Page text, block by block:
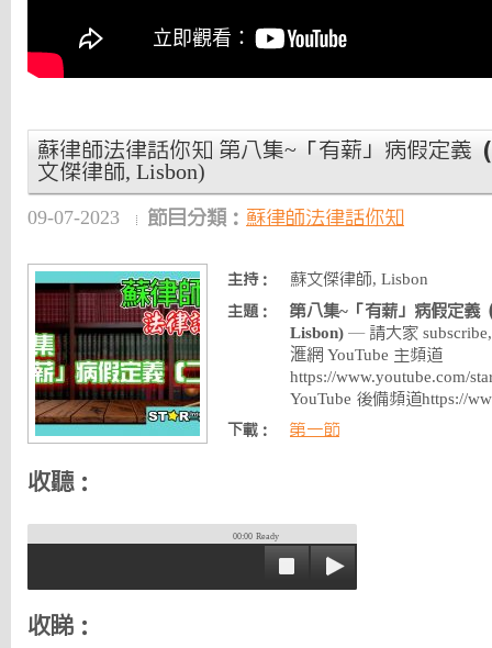
蘇律師法律話你知 第八集~「有薪」病假定義
文傑律師, Lisbon)
09-07-2023 節目分類： 蘇律師法律話你知
主持： 蘇文傑律師, Lisbon
主題：
第八集~「有薪」病假定義
Lisbon) — 請大家
滙網 YouTube 主頻道
https://www.youtube.com/
YouTube 後備頻道https://
下載： 第一節
收聽：
00:00 Ready
收睇：